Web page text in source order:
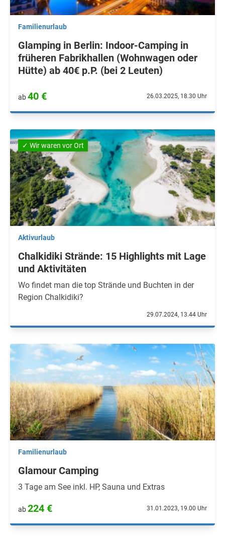
Familienurlaub
Glamping in Berlin: Indoor-Camping in
früheren Fabrikhallen (Wohnwagen oder
Hütte) ab 40€ p.P. (bei 2 Leuten)
ab40 € 26.03.2025, 18.30 Uhr
✓ Wir waren vor Ort
Aktivurlaub
Chalkidiki Strände: 15 Highlights mit Lage
und Aktivitäten
Wo findet man die top Strände und Buchten in der
Region Chalkidiki?
29.07.2024, 13.44 Uhr
Familienurlaub
Glamour Camping
3 Tage am See inkl. HP, Sauna und Extras
ab224 € 31.01.2023, 19.00 Uhr